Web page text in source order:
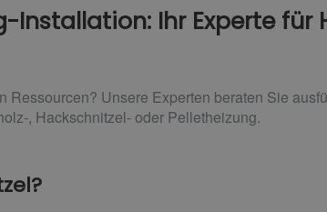
Ihr Experte für
Unsere Experten beraten Sie
, Hackschnitzel- oder Pelletheizung.